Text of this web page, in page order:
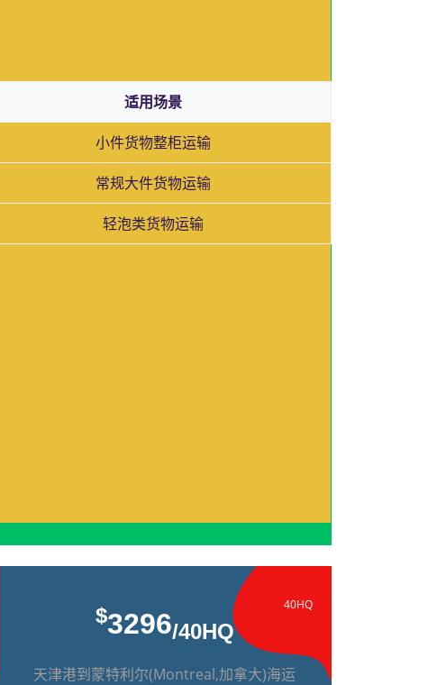
适用场景
小件货物整柜运输
常规大件货物运输
轻泡类货物运输
40HQ
$3296/40HQ
天津港到蒙特利尔(Montreal,加拿大)海运